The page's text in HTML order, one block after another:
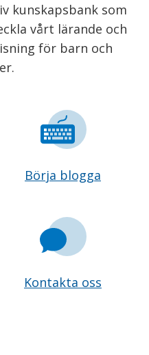
kunskapsbank som
vårt lärande och
för barn och
Börja blogga
Kontakta oss